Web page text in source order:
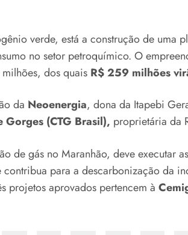
verde, está a construção de
no setor petroquímico. O
dos quais R$ 259 milhões
da Neoenergia, dona da Itapebi
Gorges (CTG Brasil), proprietária da
de gás no Maranhão, deve executar
para a descarbonização da
projetos aprovados pertencem à